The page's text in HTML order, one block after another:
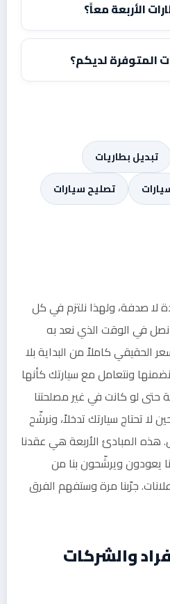
الأربعة معاً؟
المتوفرة لديكم؟
تبديل بطاريات
تصليح سيارات
لا صدفة، ولهذا نلتزم في كل
نصل في الوقت الذي نعد به
الحقيقي كاملاً من البداية بلا
ونتعامل مع سيارتك كأنها
حتى لو كانت في غير مصلحتنا
لا تحتاج سيارتك تدخلاً، ونرشّح
هذه المبادئ الأربعة هي عقدنا
ويرشّحون بنا من
جرّبنا مرة وستفهم الفرق
والشركات